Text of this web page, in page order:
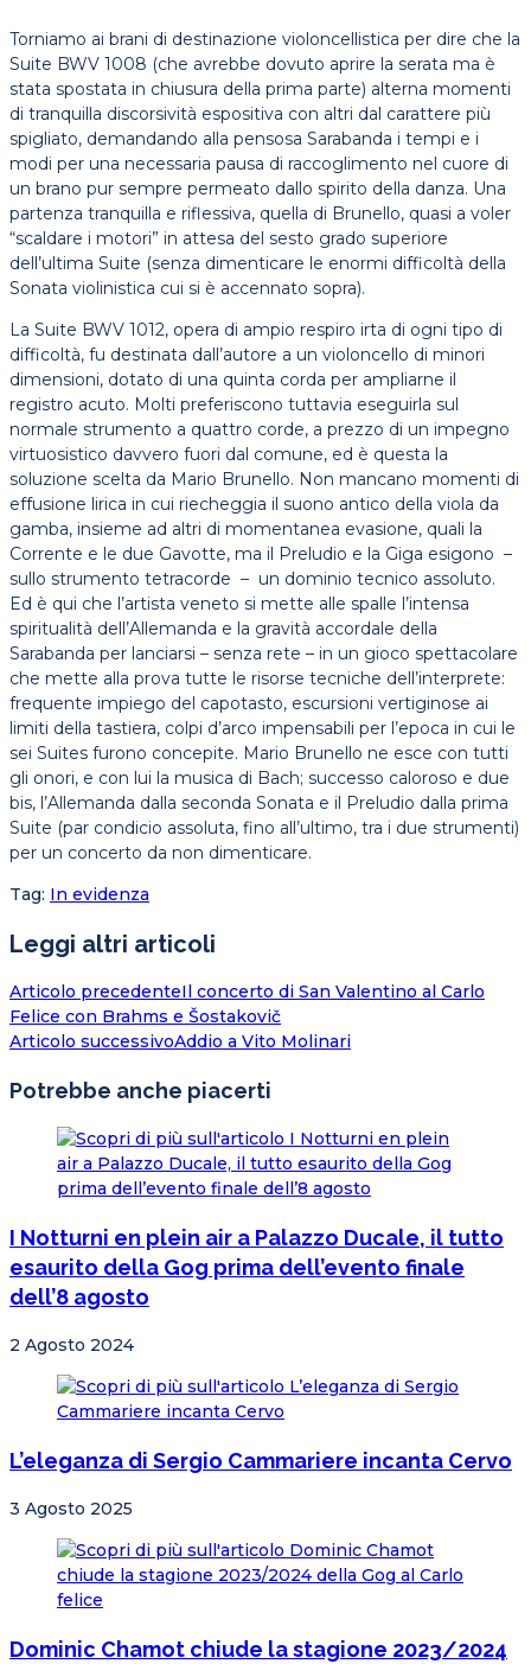
Torniamo ai brani di destinazione violoncellistica per dire che la
Suite BWV 1008 (che avrebbe dovuto aprire la serata ma è
stata spostata in chiusura della prima parte) alterna momenti
di tranquilla discorsività espositiva con altri dal carattere più
spigliato, demandando alla pensosa Sarabanda i tempi e i
modi per una necessaria pausa di raccoglimento nel cuore di
un brano pur sempre permeato dallo spirito della danza. Una
partenza tranquilla e riflessiva, quella di Brunello, quasi a voler
“scaldare i motori” in attesa del sesto grado superiore
dell’ultima Suite (senza dimenticare le enormi difficoltà della
Sonata violinistica cui si è accennato sopra).
La Suite BWV 1012, opera di ampio respiro irta di ogni tipo di
difficoltà, fu destinata dall’autore a un violoncello di minori
dimensioni, dotato di una quinta corda per ampliarne il
registro acuto. Molti preferiscono tuttavia eseguirla sul
normale strumento a quattro corde, a prezzo di un impegno
virtuosistico davvero fuori dal comune, ed è questa la
soluzione scelta da Mario Brunello. Non mancano momenti di
effusione lirica in cui riecheggia il suono antico della viola da
gamba, insieme ad altri di momentanea evasione, quali la
Corrente e le due Gavotte, ma il Preludio e la Giga esigono –
sullo strumento tetracorde – un dominio tecnico assoluto.
Ed è qui che l’artista veneto si mette alle spalle l’intensa
spiritualità dell’Allemanda e la gravità accordale della
Sarabanda per lanciarsi – senza rete – in un gioco spettacolare
che mette alla prova tutte le risorse tecniche dell’interprete:
frequente impiego del capotasto, escursioni vertiginose ai
limiti della tastiera, colpi d’arco impensabili per l’epoca in cui le
sei Suites furono concepite. Mario Brunello ne esce con tutti
gli onori, e con lui la musica di Bach; successo caloroso e due
bis, l’Allemanda dalla seconda Sonata e il Preludio dalla prima
Suite (par condicio assoluta, fino all’ultimo, tra i due strumenti)
per un concerto da non dimenticare.
Tag: In evidenza
Leggi altri articoli
Articolo precedenteIl concerto di San Valentino al Carlo
Felice con Brahms e Šostakovič
Articolo successivoAddio a Vito Molinari
Potrebbe anche piacerti
I Notturni en plein air a Palazzo Ducale, il tutto
esaurito della Gog prima dell’evento finale
dell’8 agosto
2 Agosto 2024
L’eleganza di Sergio Cammariere incanta Cervo
3 Agosto 2025
Dominic Chamot chiude la stagione 2023/2024